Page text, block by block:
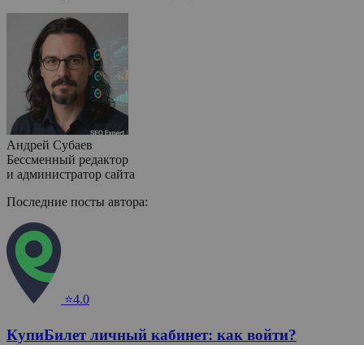
Андрей Субаев
Бессменный редактор
и администратор сайта
Последние посты автора:
⭐4.0
КупиБилет личный кабинет: как войти?